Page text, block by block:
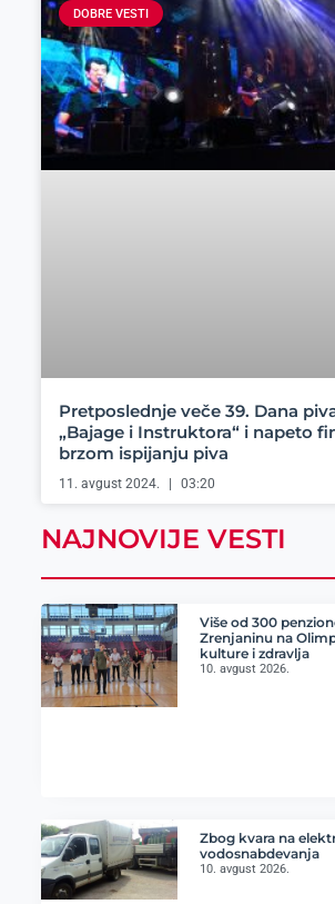
DOBRE VESTI
Pretposlednje veče 39. Dana
„Bajage i Instruktora“ i napeto
brzom ispijanju piva
11. avgust 2024. 03:20
NAJNOVIJE VESTI
Više od 300
Zrenjaninu na
kulture i zdravlja
10. avgust 2026.
Zbog kvara na
vodosnabdevanja
10. avgust 2026.